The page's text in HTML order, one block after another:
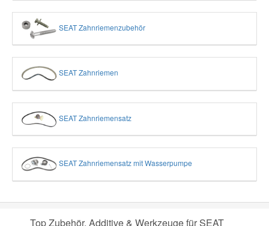
SEAT Zahnriemenzubehör
SEAT Zahnriemen
SEAT Zahnriemensatz
SEAT Zahnriemensatz mit Wasserpumpe
Top Zubehör, Additive & Werkzeuge für SEAT